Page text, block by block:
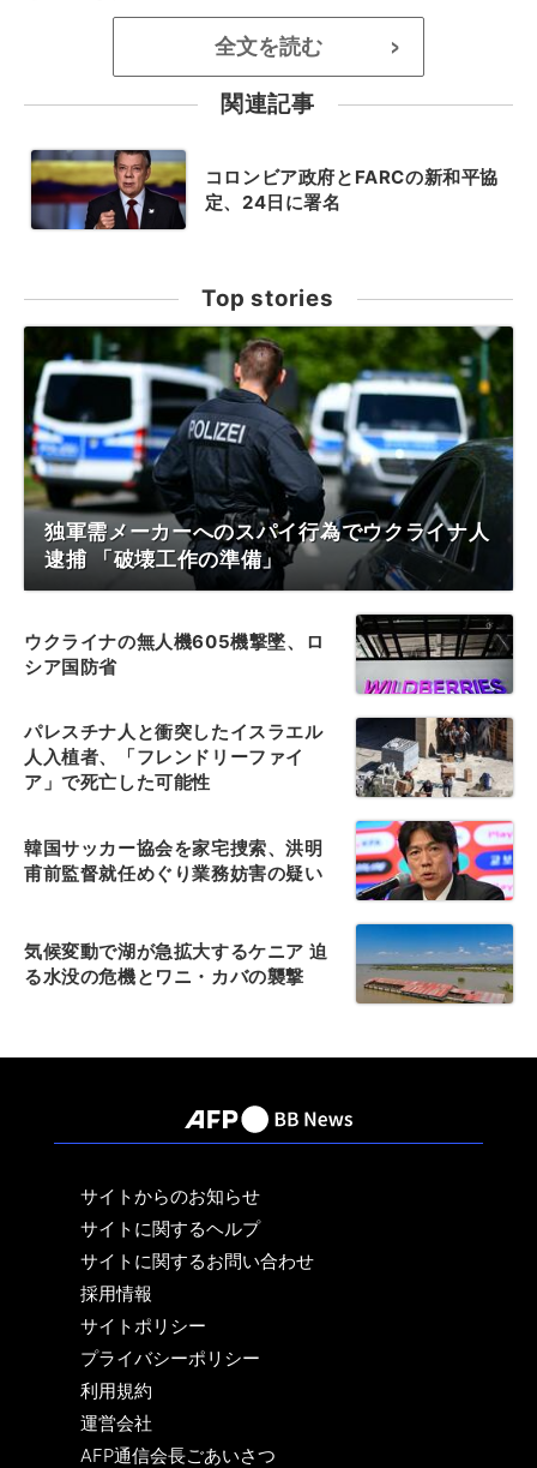
全文を読む >
関連記事
コロンビア政府とFARCの新和平協
定、24日に署名
Top stories
独軍需メーカーへのスパイ行為でウクライナ人
逮捕 「破壊工作の準備」
ウクライナの無人機605機撃墜、ロ
シア国防省
パレスチナ人と衝突したイスラエル
人入植者、「フレンドリーファイ
ア」で死亡した可能性
韓国サッカー協会を家宅捜索、洪明
甫前監督就任めぐり業務妨害の疑い
気候変動で湖が急拡大するケニア 迫
る水没の危機とワニ・カバの襲撃
サイトからのお知らせ
サイトに関するヘルプ
サイトに関するお問い合わせ
採用情報
サイトポリシー
プライバシーポリシー
利用規約
運営会社
AFP通信会長ごあいさつ